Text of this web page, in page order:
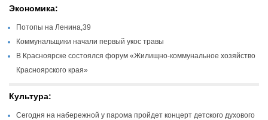
Экономика:
Потопы на Ленина,39
Коммунальщики начали первый укос травы
В Красноярске состоялся форум «Жилищно-коммунальное хозяйство
Красноярского края»
Культура:
Сегодня на набережной у парома пройдет концерт детского духового